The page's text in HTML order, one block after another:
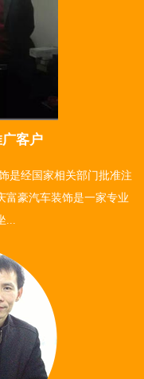
客户
是经国家相关部门批准注
富豪汽车装饰是一家专业
...